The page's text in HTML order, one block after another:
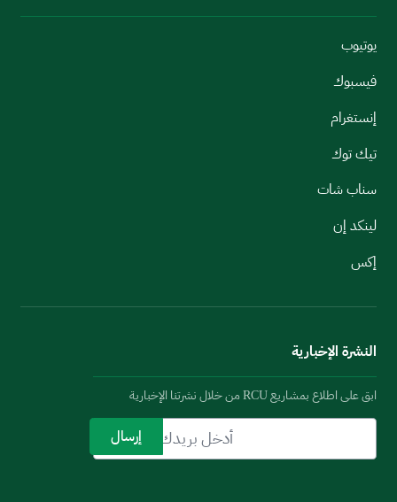
يوتيوب
فيسبوك
إنستغرام
تيك توك
سناب شات
لينكد إن
إكس
النشرة الإخبارية
ابق على اطلاع بمشاريع RCU من خلال نشرتنا الإخبارية